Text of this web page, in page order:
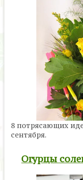
8 потрясающих
сентября.
Огурцы